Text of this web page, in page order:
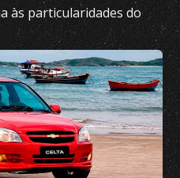
às particularidades do